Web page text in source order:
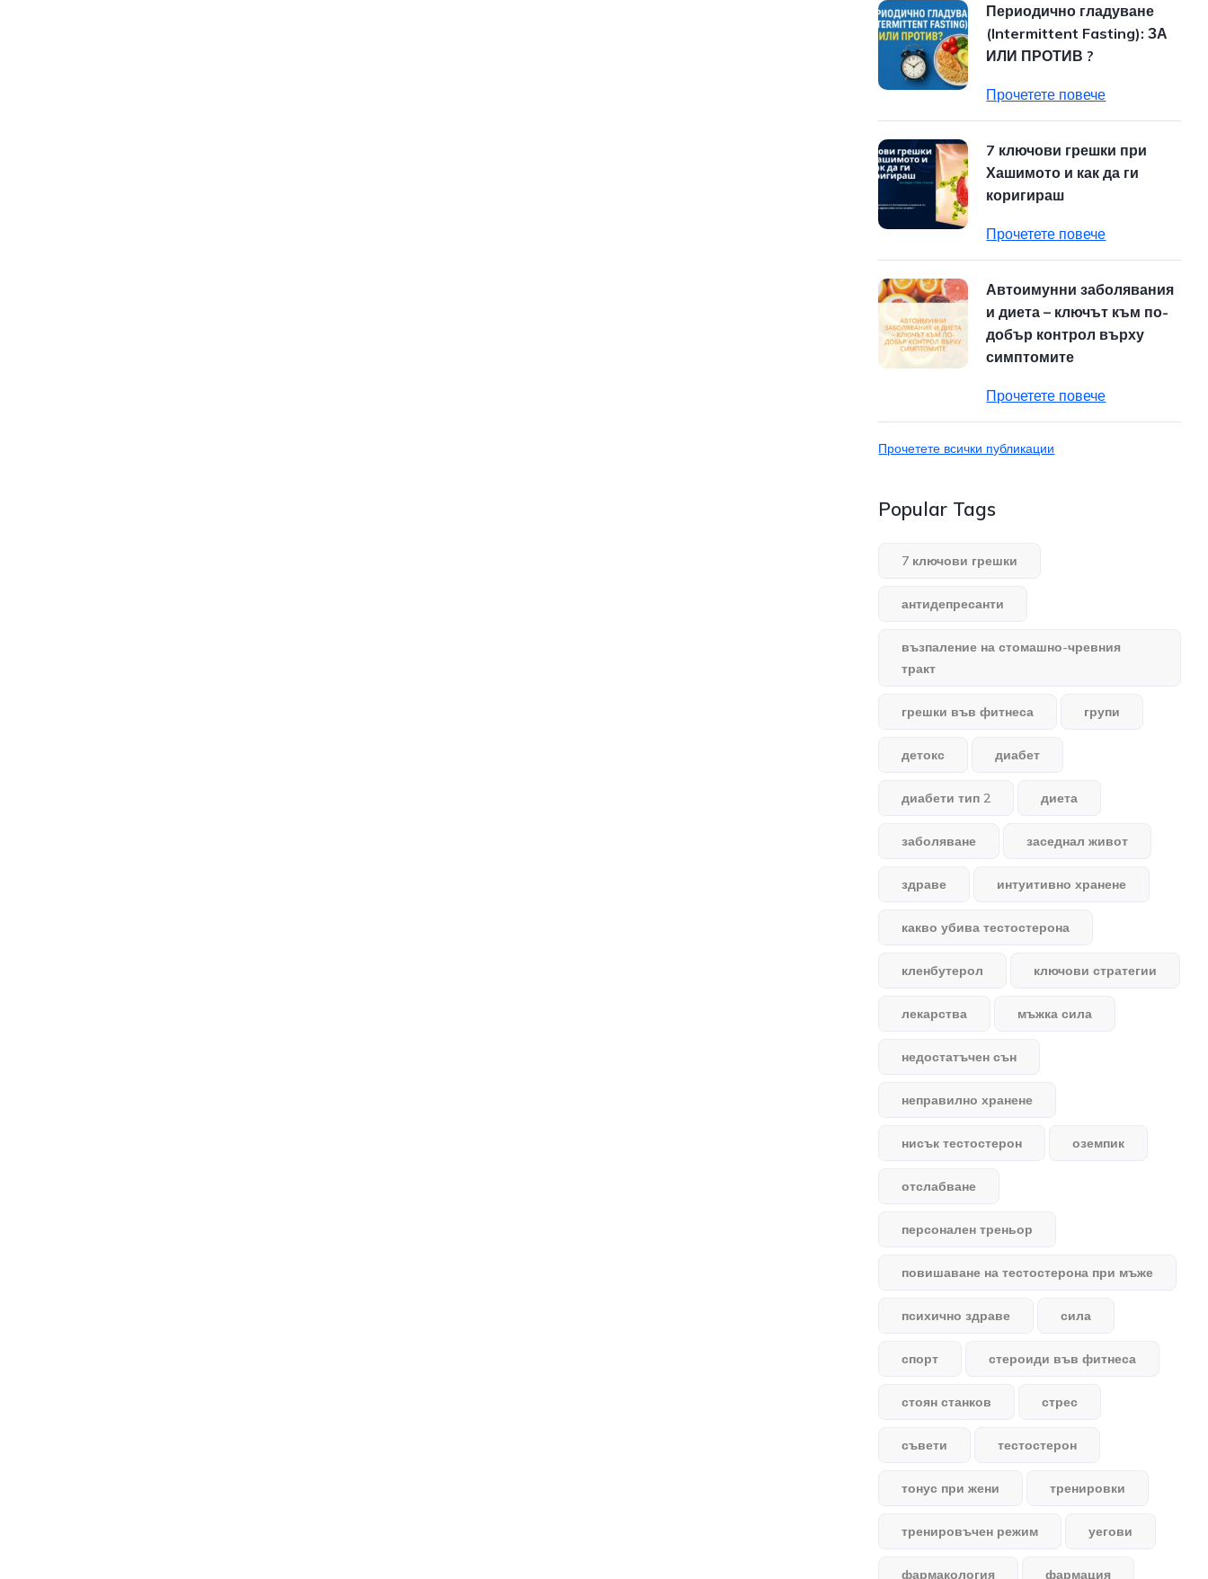
Периодично гладуване
(Intermittent Fasting): ЗА
ИЛИ ПРОТИВ ?
Прочетете повече
7 ключови грешки при
Хашимото и как да ги
коригираш
Прочетете повече
Автоимунни заболявания
и диета – ключът към по-
добър контрол върху
симптомите
Прочетете повече
Прочетете всички публикации
Popular Tags
7 ключови грешки
антидепресанти
възпаление на стомашно-чревния
тракт
грешки във фитнеса групи
детокс диабет
диабети тип 2 диета
заболяване заседнал живот
здраве интуитивно хранене
какво убива тестостерона
кленбутерол ключови стратегии
лекарства мъжка сила
недостатъчен сън
неправилно хранене
нисък тестостерон оземпик
отслабване
персонален треньор
повишаване на тестостерона при мъже
психично здраве сила
спорт стероиди във фитнеса
стоян станков стрес
съвети тестостерон
тонус при жени тренировки
тренировъчен режим уегови
фармакология фармация